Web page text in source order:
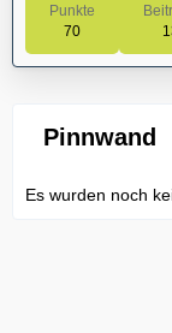
Punkte
70
Pinnwand
Es wurden noch